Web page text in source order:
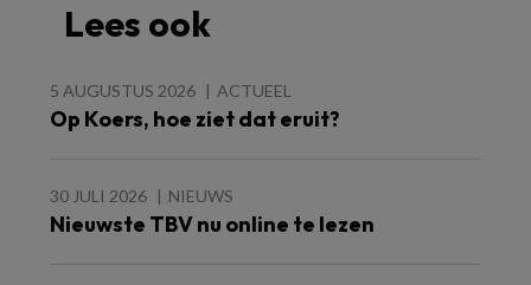
Lees ook
5 AUGUSTUS 2026 ACTUEEL
Op Koers, hoe ziet dat eruit?
30 JULI 2026 NIEUWS
Nieuwste TBV nu online te lezen